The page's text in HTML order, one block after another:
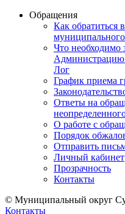
Обращения
Как
Что необходимо
Администрацию
Лог
График приема
Ответы на
О работе с
Порядок
Отправить
Личный кабинет
Прозрачность
Контакты
© Муниципальный округ
Контакты